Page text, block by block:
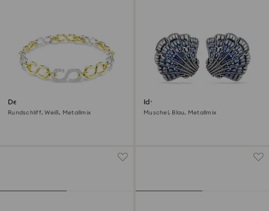
Dextera Armband
Rundschliff, Weiß, Metallmix
Idyllia Ohrclips
Muschel, Blau, Metallmix